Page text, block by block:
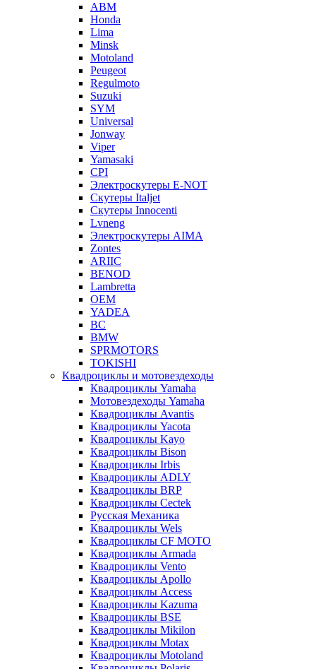
ABM
Honda
Lima
Minsk
Motoland
Peugeot
Regulmoto
Suzuki
SYM
Universal
Jonway
Viper
Yamasaki
CPI
Электроскутеры E-NOT
Скутеры Italjet
Скутеры Innocenti
Lvneng
Электроскутеры AIMA
Zontes
ARIIC
BENOD
Lambretta
OEM
YADEA
BC
BMW
SPRMOTORS
TOKISHI
Квадроциклы и мотовездеходы
Квадроциклы Yamaha
Мотовездеходы Yamaha
Квадроциклы Avantis
Квадроциклы Yacota
Квадроциклы Kayo
Квадроциклы Bison
Квадроциклы Irbis
Квадроциклы ADLY
Квадроциклы BRP
Квадроциклы Cectek
Русская Механика
Квадроциклы Wels
Квадроциклы CF MOTO
Квадроциклы Armada
Квадроциклы Vento
Квадроциклы Apollo
Квадроциклы Access
Квадроциклы Kazuma
Квадроциклы BSE
Квадроциклы Mikilon
Квадроциклы Motax
Квадроциклы Motoland